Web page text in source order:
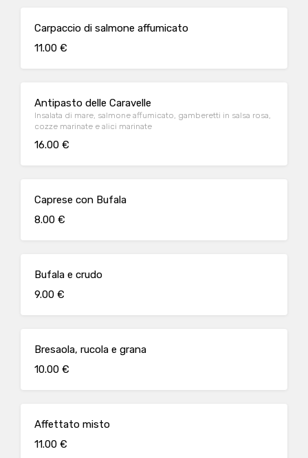
Carpaccio di salmone affumicato
11.00 €
Antipasto delle Caravelle
Insalata di mare, salmone affumicato, gamberetti in salsa rosa,
cozze marinate e alici marinate
16.00 €
Caprese con Bufala
8.00 €
Bufala e crudo
9.00 €
Bresaola, rucola e grana
10.00 €
Affettato misto
11.00 €